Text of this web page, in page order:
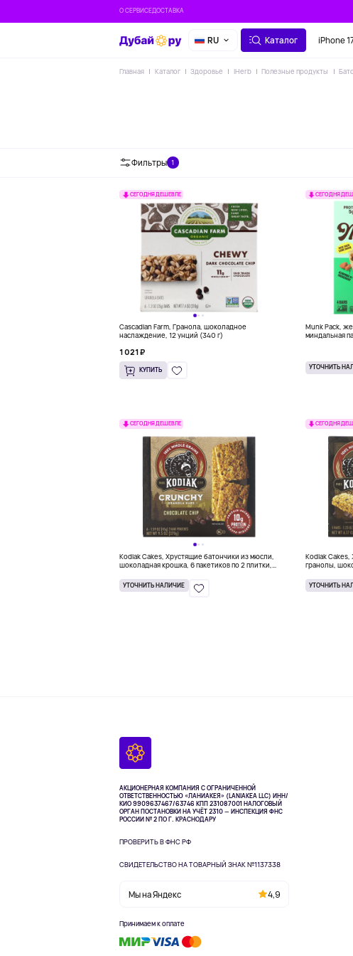
О СЕРВИСЕДОСТАВКА
RU Каталог iPhone
Главная Каталог Здоровье IHerb Полезные продукты
Фильтры 1
СЕГОДНЯ ДЕШЕВЛЕ
Cascadian Farm, Гранола, шоколадное
наслаждение, 12 унций (340 г)
1 021 ₽
КУПИТЬ
СЕГОДНЯ
Munk Pack,
миндальная
УТОЧНИТЬ
СЕГОДНЯ ДЕШЕВЛЕ
Kodiak Cakes, Хрустящие батончики из мюсли,
шоколадная крошка, 6 пакетиков по 2 плитки,
УТОЧНИТЬ НАЛИЧИЕ
СЕГОДНЯ
Kodiak
гранолы,
УТОЧНИТЬ
АКЦИОНЕРНАЯ КОМПАНИЯ С ОГРАНИЧЕННОЙ
ОТВЕТСТВЕННОСТЬЮ «ЛАНИАКЕЯ» (LANIAKEA LLC) ИНН/
КИО 9909637467/63746 КПП 231087001НАЛОГОВЫЙ
ОРГАН ПОСТАНОВКИ НА УЧЁТ 2310 — ИНСПЕКЦИЯ ФНС
РОССИИ № 2 ПО Г. КРАСНОДАРУ
ПРОВЕРИТЬ В ФНС РФ
СВИДЕТЕЛЬСТВО НА ТОВАРНЫЙ ЗНАК №1137338
Мы на Яндекс 4,9
Принимаем к оплате